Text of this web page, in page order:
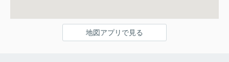
地図アプリで見る